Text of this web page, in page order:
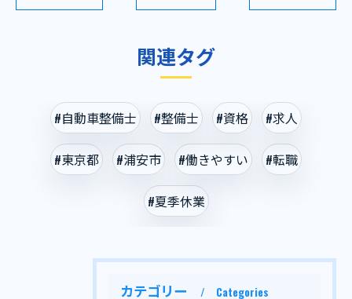
関連タグ
#自動車整備士 #整備士 #資格 #求人
#東京都 #浦安市 #働きやすい #転職
#夏季休業
カテゴリー Categories